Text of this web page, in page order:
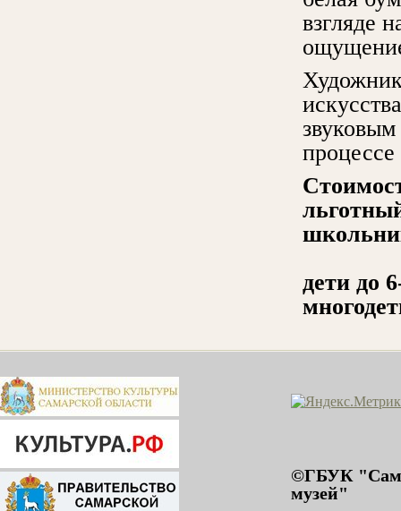
взгляде
Художник
дети до
©ГБУК
музей"